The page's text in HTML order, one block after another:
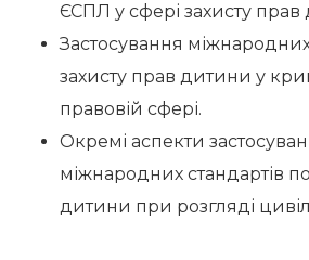
ЄСПЛ у сфері захисту прав
Застосування
захисту прав дитини у
правовій сфері.
Окремі аспекти
міжнародних стандартів
дитини при розгляді